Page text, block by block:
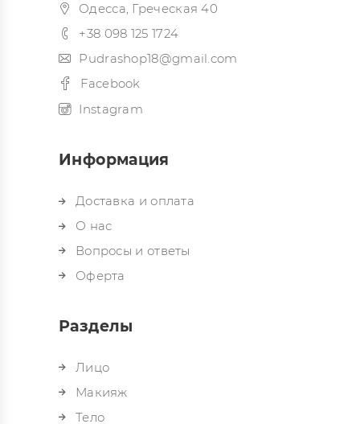
Одесса, Греческая 40
+38 098 125 1724
Pudrashop18@gmail.com
Facebook
Instagram
Информация
Доставка и оплата
О нас
Вопросы и ответы
Оферта
Разделы
Лицо
Макияж
Тело